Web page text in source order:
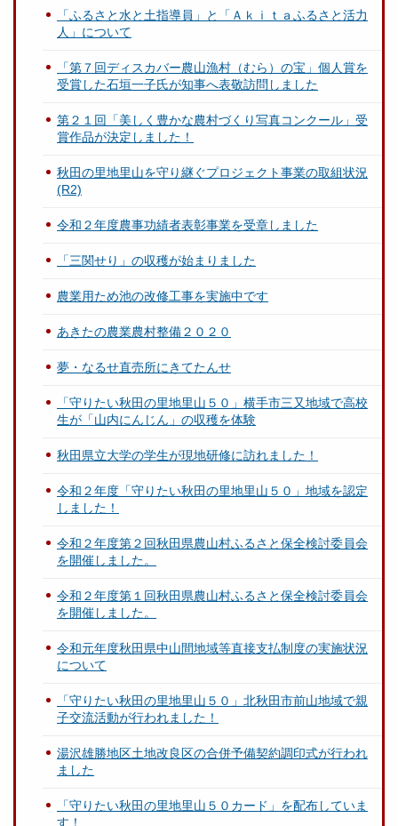
「ふるさと水と土指導員」と「Ａｋｉｔａふるさと活力
人」について
「第７回ディスカバー農山漁村（むら）の宝」個人賞を
受賞した石垣一子氏が知事へ表敬訪問しました
第２１回「美しく豊かな農村づくり写真コンクール」受
賞作品が決定しました！
秋田の里地里山を守り継ぐプロジェクト事業の取組状況
(R2)
令和２年度農事功績者表彰事業を受章しました
「三関せり」の収穫が始まりました
農業用ため池の改修工事を実施中です
あきたの農業農村整備２０２０
夢・なるせ直売所にきてたんせ
「守りたい秋田の里地里山５０」横手市三又地域で高校
生が「山内にんじん」の収穫を体験
秋田県立大学の学生が現地研修に訪れました！
令和２年度「守りたい秋田の里地里山５０」地域を認定
しました！
令和２年度第２回秋田県農山村ふるさと保全検討委員会
を開催しました。
令和２年度第１回秋田県農山村ふるさと保全検討委員会
を開催しました。
令和元年度秋田県中山間地域等直接支払制度の実施状況
について
「守りたい秋田の里地里山５０」北秋田市前山地域で親
子交流活動が行われました！
湯沢雄勝地区土地改良区の合併予備契約調印式が行われ
ました
「守りたい秋田の里地里山５０カード」を配布していま
す！